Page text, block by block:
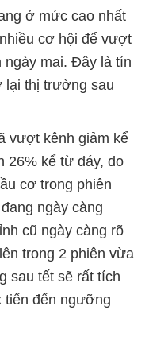
ở mức cao nhất
cơ hội để vượt
ngày mai. Đây là tín
lại thị trường sau
vượt kênh giảm kể
26% kể từ đáy, do
cơ trong phiên
ngày càng
cũ ngày càng rõ
trong 2 phiên vừa
sau tết sẽ rất tích
tiến đến ngưỡng